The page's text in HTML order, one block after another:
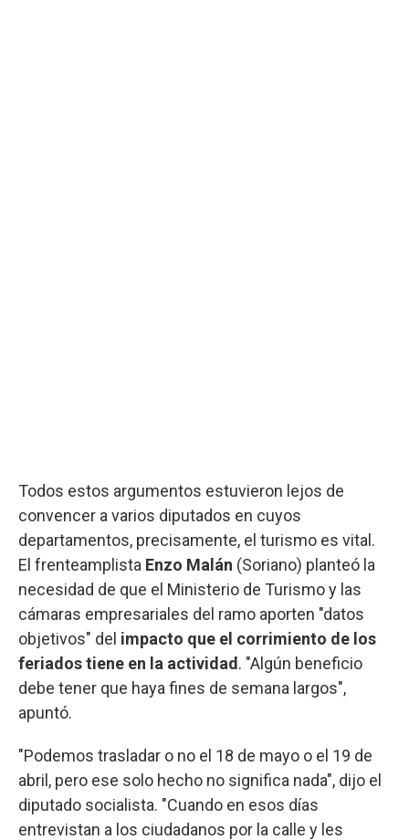
Todos estos argumentos estuvieron lejos de
convencer a varios diputados en cuyos
departamentos, precisamente, el turismo es vital.
El frenteamplista Enzo Malán (Soriano) planteó la
necesidad de que el Ministerio de Turismo y las
cámaras empresariales del ramo aporten "datos
objetivos" del impacto que el corrimiento de los
feriados tiene en la actividad . "Algún beneficio
debe tener que haya fines de semana largos",
apuntó.
"Podemos trasladar o no el 18 de mayo o el 19 de
abril, pero ese solo hecho no significa nada", dijo el
diputado socialista. "Cuando en esos días
entrevistan a los ciudadanos por la calle y les